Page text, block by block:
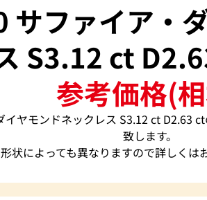
ファイア・
S3.12 ct
参考価格(
ヤモンドネックレス S3.12 ct D2.63
致します。
状によっても異なりますので詳しくは